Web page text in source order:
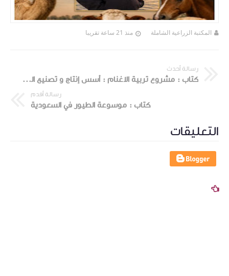
المكتبة الزراعية الشاملة منذ 21 ساعة تقريبا
رسالة أحدث
كتاب : مشروع تربية الاغنام : أسس إنتاج و تصنيع الصوف
رسالة أقدم
كتاب : موسوعة الطيور في السعودية
التعليقات